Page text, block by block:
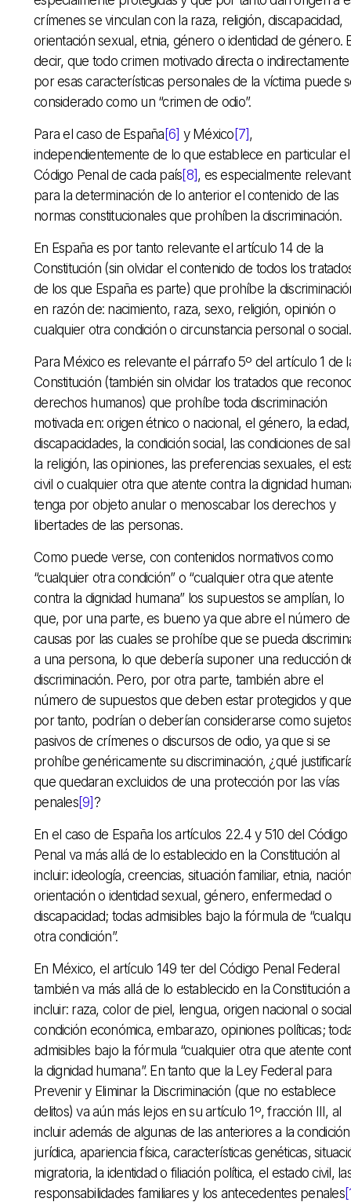
crímenes se vinculan con la raza, religión, discapacidad,
orientación sexual, etnia, género o identidad de género.
decir, que todo crimen motivado directa o indirectamente
por esas características personales de la víctima puede
considerado como un “crimen de odio”.
Para el caso de España [6] y México [7],
independientemente de lo que establece en particular el
Código Penal de cada país[8], es especialmente
para la determinación de lo anterior el contenido de las
normas constitucionales que prohíben la discriminación.
En España es por tanto relevante el artículo 14 de la
Constitución (sin olvidar el contenido de todos los
de los que España es parte) que prohíbe la
en razón de: nacimiento, raza, sexo, religión, opinión o
cualquier otra condición o circunstancia personal o social.
Para México es relevante el párrafo 5º del artículo 1 de
Constitución (también sin olvidar los tratados que
derechos humanos) que prohíbe toda discriminación
motivada en: origen étnico o nacional, el género, la
discapacidades, la condición social, las condiciones de
la religión, las opiniones, las preferencias sexuales, el
civil o cualquier otra que atente contra la dignidad
tenga por objeto anular o menoscabar los derechos y
libertades de las personas.
Como puede verse, con contenidos normativos como
“cualquier otra condición” o “cualquier otra que atente
contra la dignidad humana” los supuestos se amplían, lo
que, por una parte, es bueno ya que abre el número de
causas por las cuales se prohíbe que se pueda
a una persona, lo que debería suponer una reducción
discriminación. Pero, por otra parte, también abre el
número de supuestos que deben estar protegidos y
por tanto, podrían o deberían considerarse como
pasivos de crímenes o discursos de odio, ya que si se
prohíbe genéricamente su discriminación, ¿qué
que quedaran excluidos de una protección por las vías
penales[9] ?
En el caso de España los artículos 22.4 y 510 del Código
Penal va más allá de lo establecido en la Constitución al
incluir: ideología, creencias, situación familiar, etnia,
orientación o identidad sexual, género, enfermedad o
discapacidad; todas admisibles bajo la fórmula de
otra condición”.
En México, el artículo 149 ter del Código Penal Federal
también va más allá de lo establecido en la Constitución
incluir: raza, color de piel, lengua, origen nacional o
condición económica, embarazo, opiniones políticas;
admisibles bajo la fórmula “cualquier otra que atente
la dignidad humana”. En tanto que la Ley Federal para
Prevenir y Eliminar la Discriminación (que no establece
delitos) va aún más lejos en su artículo 1º, fracción III, al
incluir además de algunas de las anteriores a la condición
jurídica, apariencia física, características genéticas,
migratoria, la identidad o filiación política, el estado civil,
responsabilidades familiares y los antecedentes penales